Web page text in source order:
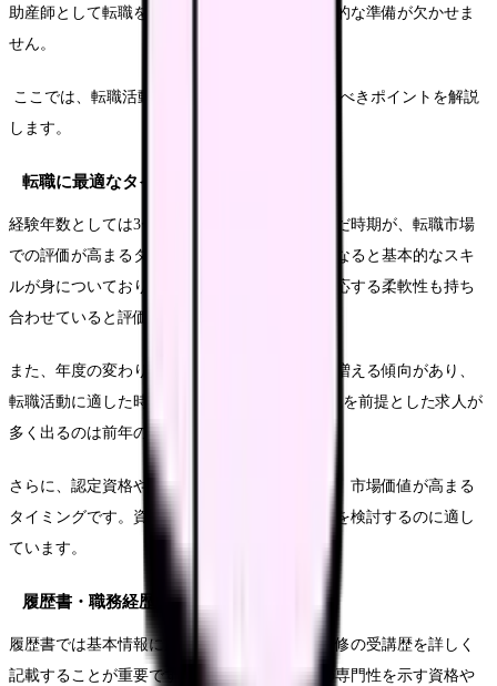
助産師として転職を成功させるためには、計画的な準備が欠かせま
せん。
ここでは、転職活動を始める前に準備しておくべきポイントを解説
します。
転職に最適なタイミング
経験年数としては3〜5年程度の実務経験を積んだ時期が、転職市場
での評価が高まるタイミングです。この時期になると基本的なスキ
ルが身についており、なおかつ新しい環境に適応する柔軟性も持ち
合わせていると評価されます。
また、年度の変わり目である1〜3月頃は求人が増える傾向があり、
転職活動に適した時期と言えます。特に4月入職を前提とした求人が
多く出るのは前年の12月から1月にかけてです。
さらに、認定資格や専門資格を取得した直後も、市場価値が高まる
タイミングです。資格を生かせる職場への転職を検討するのに適し
ています。
履歴書・職務経歴書の書き方
履歴書では基本情報に加え、取得資格や専門研修の受講歴を詳しく
記載することが重要です。特に助産師としての専門性を示す資格や